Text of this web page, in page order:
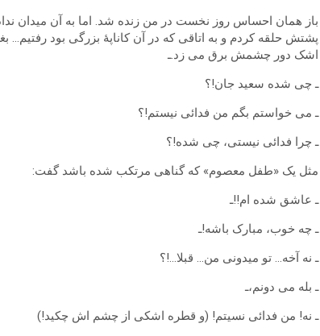
باز همان احساس روز نخست در من زنده شد. اما به آن میدان
پشتش حلقه کردم و به اتاقی که در آن کاناپۀ بزرگی بود رفتیم…
اشک دور چشمش برق می زد.ـ
ـ چی شده سعید جان!؟
ـ می خواستم بگم من فدائی نیستم!؟
ـ چرا فدائی نیستی، چی شده!؟
مثل یک «طفل معصوم» که گناهی مرتکب شده باشد گفت:
ـ عاشق شده ام!!ـ
ـ چه خوب، مبارک باشه!ـ
ـ نه آخه… تو میدونی من… قبلا…!؟
ـ بله می دونم،ـ
ـ نه! من فدائی نسیتم! (و قطره اشکی از چشم اش چکید!)